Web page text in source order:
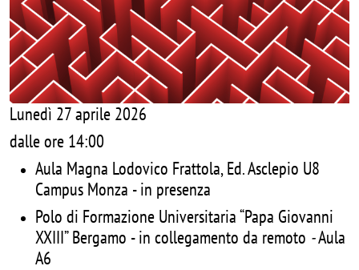
Lunedì 27 aprile 2026
dalle ore 14:00
Aula Magna Lodovico Frattola, Ed. Asclepio U8
Campus Monza - in presenza
Polo di Formazione Universitaria “Papa Giovanni
XXIII” Bergamo - in collegamento da remoto -Aula
A6